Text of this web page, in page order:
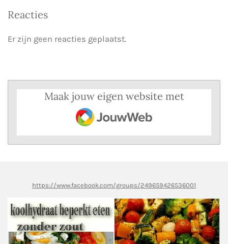
Reacties
Er zijn geen reacties geplaatst.
Maak jouw eigen website met
JouwWeb
https://www.facebook.com/groups/249659426536001